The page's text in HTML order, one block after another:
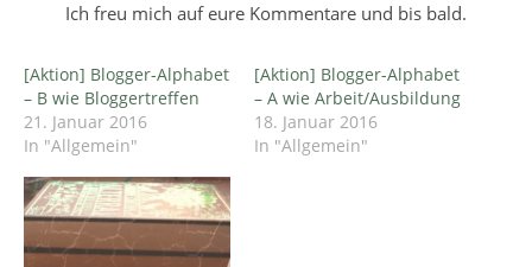
Ich freu mich auf eure Kommentare und bis bald.
[Aktion] Blogger-Alphabet
– B wie Bloggertreffen
21. Januar 2016
In "Allgemein"
[Aktion] Blogger-Alphabet
– A wie Arbeit/Ausbildung
18. Januar 2016
In "Allgemein"